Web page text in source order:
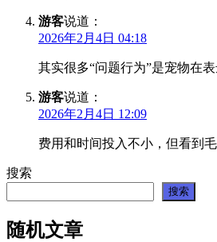
游客说道：
2026年2月4日 04:18
其实很多“问题行为”是宠物在
游客说道：
2026年2月4日 12:09
费用和时间投入不小，但看到
搜索
搜索
随机文章